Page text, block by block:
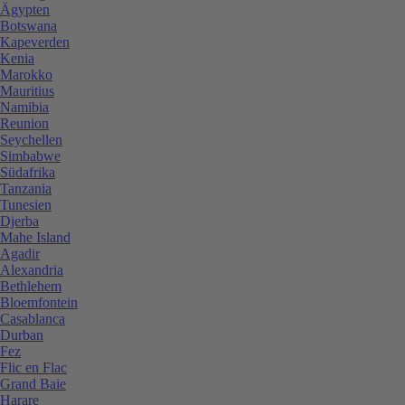
Ägypten
Botswana
Kapeverden
Kenia
Marokko
Mauritius
Namibia
Reunion
Seychellen
Simbabwe
Südafrika
Tanzania
Tunesien
Djerba
Mahe Island
Agadir
Alexandria
Bethlehem
Bloemfontein
Casablanca
Durban
Fez
Flic en Flac
Grand Baie
Harare